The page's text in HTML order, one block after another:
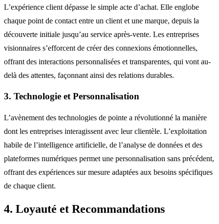
L’expérience client dépasse le simple acte d’achat. Elle englobe
chaque point de contact entre un client et une marque, depuis la
découverte initiale jusqu’au service après-vente. Les entreprises
visionnaires s’efforcent de créer des connexions émotionnelles,
offrant des interactions personnalisées et transparentes, qui vont au-
delà des attentes, façonnant ainsi des relations durables.
3. Technologie et Personnalisation
L’avènement des technologies de pointe a révolutionné la manière
dont les entreprises interagissent avec leur clientèle. L’exploitation
habile de l’intelligence artificielle, de l’analyse de données et des
plateformes numériques permet une personnalisation sans précédent,
offrant des expériences sur mesure adaptées aux besoins spécifiques
de chaque client.
4. Loyauté et Recommandations